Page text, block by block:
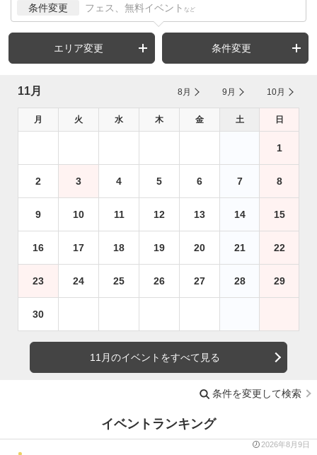
条件変更 フェス、無料イベント など
エリア変更 条件変更
11月 8月 9月 10月
月 火 水 木 金 土 日
1
2 3 4 5 6 7 8
9 10 11 12 13 14 15
16 17 18 19 20 21 22
23 24 25 26 27 28 29
30
11月のイベントをすべて見る
条件を変更して検索
イベントランキング
2026年8月9日